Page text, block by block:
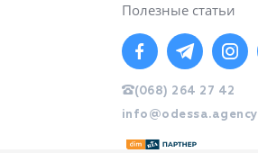
Полезные статьи
(068) 264 27 42
info@odessa.agency